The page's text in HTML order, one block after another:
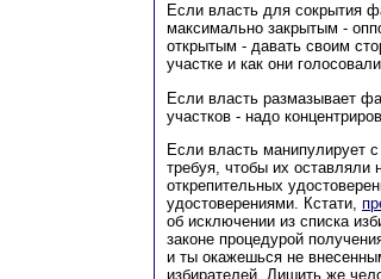
Если власть для сокрытия
максимально закрытым -
открытым - давать своим
участке и как они
Если власть размазывает
участков - надо
Если власть манипулирует
требуя, чтобы их оставляли
открепительных
удостоверениями. Кстати,
об исключении из списка
законе процедурой
и ты окажешься не
избирателей. Лишить же